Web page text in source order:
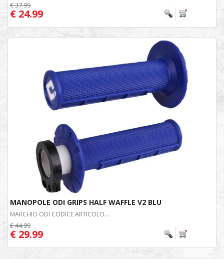
€ 37.99
€ 24.99
MANOPOLE ODI GRIPS HALF WAFFLE V2 BLU
MARCHIO ODI CODICE ARTICOLO...
€ 44.99
€ 29.99